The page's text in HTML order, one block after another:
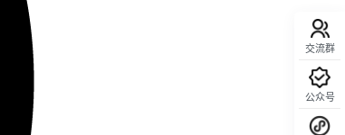
交流群
公众号